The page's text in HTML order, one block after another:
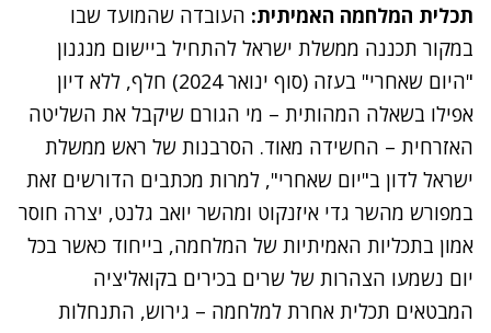
תכלית המלחמה האמיתית: העובדה שהמועד שבו
במקור תכננה ממשלת ישראל להתחיל ביישום מנגנון
"היום שאחרי" בעזה (סוף ינואר 2024) חלף, ללא דיון
אפילו בשאלה המהותית – מי הגורם שיקבל את השליטה
האזרחית – החשידה מאוד. הסרבנות של ראש ממשלת
ישראל לדון ב"יום שאחרי", למרות מכתבים הדורשים זאת
במפורש מהשר גדי איזנקוט ומהשר יואב גלנט, יצרה חוסר
אמון בתכליות האמיתיות של המלחמה, בייחוד כאשר בכל
יום נשמעו הצהרות של שרים בכירים בקואליציה
המבטאים תכלית אחרת למלחמה – גירוש, התנחלות